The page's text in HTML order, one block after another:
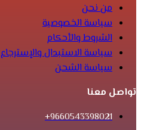
من نحن
سياسة الخصوصية
الشروط والأحكام
سياسة الاستبدال والإسترجاع
سياسة الشحن
تواصل معنا
9660543398021+